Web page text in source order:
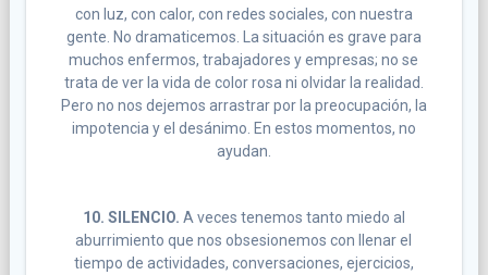
con luz, con calor, con redes sociales, con nuestra
gente. No dramaticemos. La situación es grave para
muchos enfermos, trabajadores y empresas; no se
trata de ver la vida de color rosa ni olvidar la realidad.
Pero no nos dejemos arrastrar por la preocupación, la
impotencia y el desánimo. En estos momentos, no
ayudan.
10. SILENCIO. A veces tenemos tanto miedo al
aburrimiento que nos obsesionemos con llenar el
tiempo de actividades, conversaciones, ejercicios,